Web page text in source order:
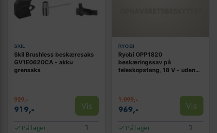
SKIL
Skil Brushless beskæresaks
GV1E0620CA - akku
grensaks
929,-
919,- Vis
På lager
RYOBI
Ryobi OPP1820
beskæringssav på
teleskopstang, 18 V - uden
1.099,-
969,- Vis
På lager